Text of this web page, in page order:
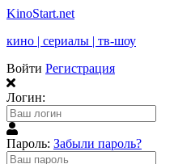
KinoStart.net
кино | сериалы | тв-шоу
Войти Регистрация
Логин:
Пароль: Забыли пароль?